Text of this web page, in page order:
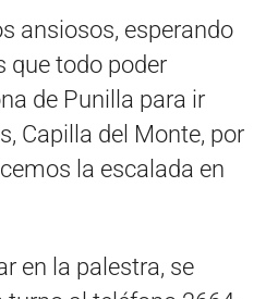
ansiosos, esperando
que todo poder
de Punilla para ir
Capilla del Monte, por
la escalada en
en la palestra, se